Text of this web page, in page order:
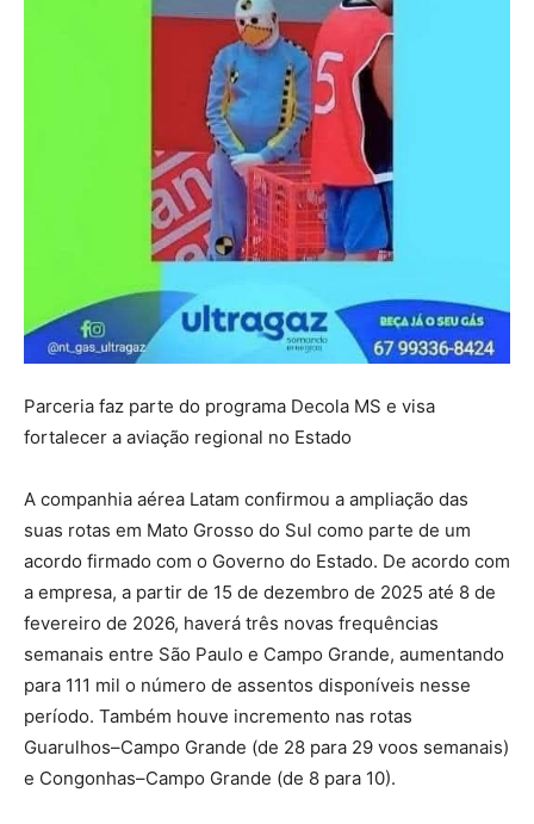
Parceria faz parte do programa Decola MS e visa
fortalecer a aviação regional no Estado
A companhia aérea Latam confirmou a ampliação das
suas rotas em Mato Grosso do Sul como parte de um
acordo firmado com o Governo do Estado. De acordo com
a empresa, a partir de 15 de dezembro de 2025 até 8 de
fevereiro de 2026, haverá três novas frequências
semanais entre São Paulo e Campo Grande, aumentando
para 111 mil o número de assentos disponíveis nesse
período. Também houve incremento nas rotas
Guarulhos–Campo Grande (de 28 para 29 voos semanais)
e Congonhas–Campo Grande (de 8 para 10).